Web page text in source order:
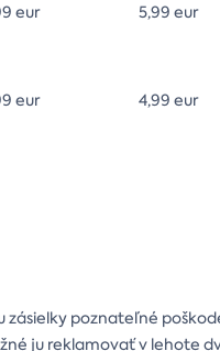
eur 5,99 eur
eur 4,99 eur
poznateľné
ju reklamovať v lehote